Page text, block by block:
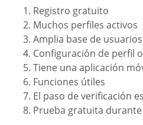
Registro gratuito
Muchos perfiles activos
Amplia base de usuarios
Configuración de perfil
Tiene una aplicación
Funciones útiles
El paso de verificación
Prueba gratuita